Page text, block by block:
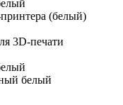
(белый)
3D-печати
белый